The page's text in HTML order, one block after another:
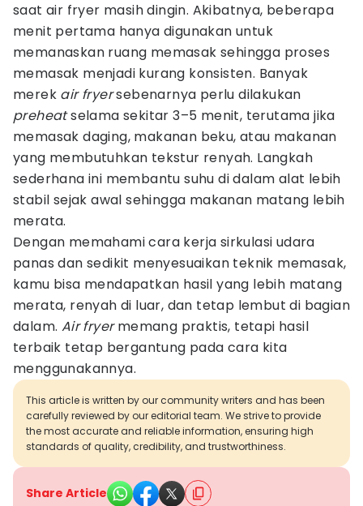
saat air fryer masih dingin. Akibatnya, beberapa
menit pertama hanya digunakan untuk
memanaskan ruang memasak sehingga proses
memasak menjadi kurang konsisten. Banyak
merek air fryersebenarnya perlu dilakukan
preheatselama sekitar 3–5 menit, terutama jika
memasak daging, makanan beku, atau makanan
yang membutuhkan tekstur renyah. Langkah
sederhana ini membantu suhu di dalam alat lebih
stabil sejak awal sehingga makanan matang lebih
merata.
Dengan memahami cara kerja sirkulasi udara
panas dan sedikit menyesuaikan teknik memasak,
kamu bisa mendapatkan hasil yang lebih matang
merata, renyah di luar, dan tetap lembut di bagian
dalam. Air fryermemang praktis, tetapi hasil
terbaik tetap bergantung pada cara kita
menggunakannya.
This article is written by our community writers and has been
carefully reviewed by our editorial team. We strive to provide
the most accurate and reliable information, ensuring high
standards of quality, credibility, and trustworthiness.
Share Article